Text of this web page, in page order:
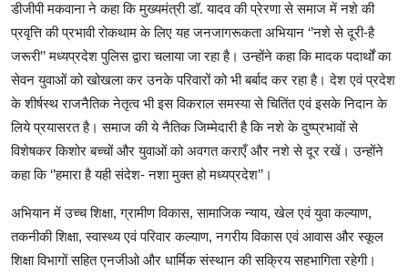
डीजीपी मकवाना ने कहा कि मुख्यमंत्री डॉ. यादव की प्रेरणा से समाज में नशे की
प्रवृत्ति की प्रभावी रोकथाम के लिए यह जनजागरूकता अभियान ‘’नशे से दूरी-है
जरूरी’’ मध्यप्रदेश पुलिस द्वारा चलाया जा रहा है। उन्होंने कहा कि मादक पदार्थों का
सेवन युवाओं को खोखला कर उनके परिवारों को भी बर्बाद कर रहा है। देश एवं प्रदेश
के शीर्षस्थ राजनैतिक नेतृत्व भी इस विकराल समस्या से चितिंत एवं इसके निदान के
लिये प्रयासरत है। समाज की ये नैतिक जिम्मेदारी है कि नशे के दुष्प्रभावों से
विशेषकर किशोर बच्चों और युवाओं को अवगत कराएँ और नशे से दूर रखें। उन्होंने
कहा कि ‘’हमारा है यही संदेश- नशा मुक्त हो मध्यप्रदेश’’।
अभियान में उच्च शिक्षा, ग्रामीण विकास, सामाजिक न्याय, खेल एवं युवा कल्याण,
तकनीकी शिक्षा, स्वास्थ्य एवं परिवार कल्याण, नगरीय विकास एवं आवास और स्कूल
शिक्षा विभागों सहित एनजीओ और धार्मिक संस्थान की सक्रिय सहभागिता रहेगी।